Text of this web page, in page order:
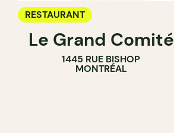
RESTAURANT
Le Grand Comité
1445 RUE BISHOP
MONTRÉAL